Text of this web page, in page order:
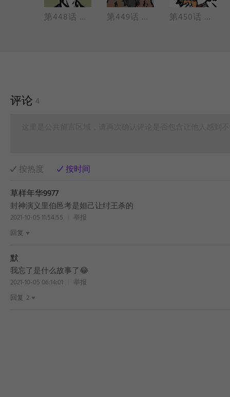
第448话 第二套全国中学生广播体操，初升的太阳，预备，起！ 第449话 帝巡狩，东至海，登桓山，于海滨得白泽神兽。神兽神烦，不如不要。 第450话 断更一时爽，一直断更一直爽。
评论 4
按热度
按时间
草样年华9977
封神演义里伯邑考是妲己让纣王杀的
2021-10-05 11:54:55
举报
回复
默
我忘了是什么故事了😂
2021-10-05 06:14:01
举报
回复 2